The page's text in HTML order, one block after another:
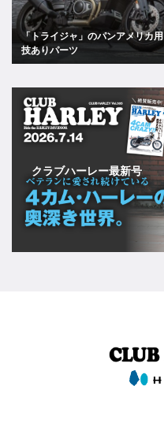
「トライジャ」のパンアメリカ用
技ありパーツ
クラブハーレー最新号